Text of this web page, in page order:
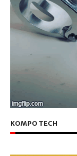
KOMPO TECH